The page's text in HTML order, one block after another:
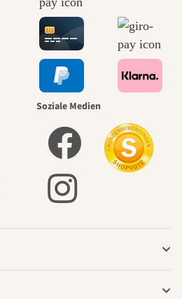
Soziale Medien